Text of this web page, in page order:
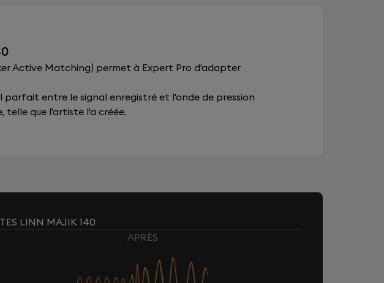
Active Matching) permet à Expert Pro d'adapter
entre le signal enregistré et l'onde de pression
telle que l'artiste l'a créée.
LINN MAJIK 140
APRÈS